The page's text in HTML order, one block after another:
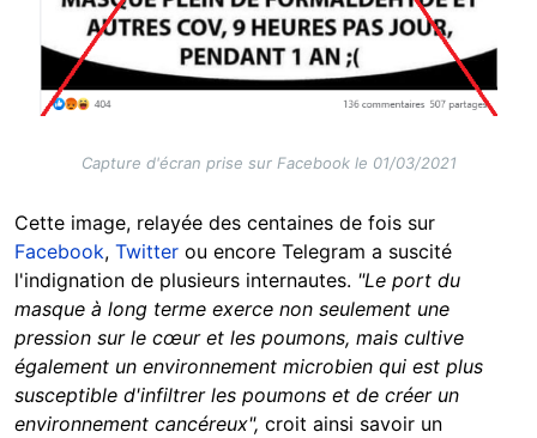
Capture d'écran prise sur Facebook le 01/03/2021
Cette image, relayée des centaines de fois sur
Facebook, Twitter ou encore Telegram a suscité
l'indignation de plusieurs internautes. "Le port du
masque à long terme exerce non seulement une
pression sur le cœur et les poumons, mais cultive
également un environnement microbien qui est plus
susceptible d'infiltrer les poumons et de créer un
environnement cancéreux", croit ainsi savoir un